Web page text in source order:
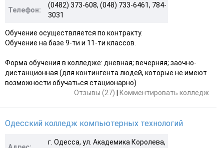
Телефон:
(0482) 373-608, (048) 733-6461, 784-
3031
Обучение осуществляется по контракту.
Обучение на базе 9-ти и 11-ти классов.
Форма обучения в колледже: дневная; вечерняя; заочно-
дистанционная (для контингента людей, которые не имеют
возможности обучаться стационарно)
Отзывы (27)
Комментировать колледж
Одесский колледж компьютерных технологий
г. Одесса, ул. Академика Королева,